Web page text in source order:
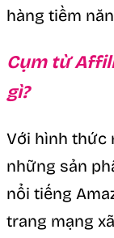
hàng tiềm
Cụm từ
gì?
Với hình thức
những sản
nổi tiếng
trang mạng